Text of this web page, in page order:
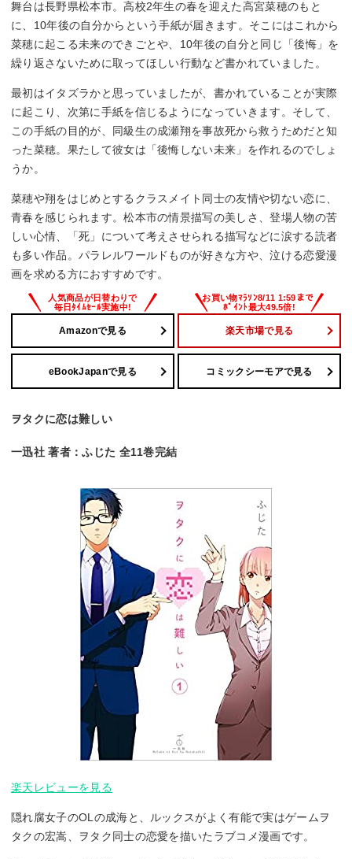
舞台は長野県松本市。高校2年生の春を迎えた高宮菜穂のもと
に、10年後の自分からという手紙が届きます。そこにはこれから
菜穂に起こる未来のできごとや、10年後の自分と同じ「後悔」を
繰り返さないために取ってほしい行動など書かれていました。
最初はイタズラかと思っていましたが、書かれていることが実際
に起こり、次第に手紙を信じるようになっていきます。そして、
この手紙の目的が、同級生の成瀬翔を事故死から救うためだと知
った菜穂。果たして彼女は「後悔しない未来」を作れるのでしょ
うか。
菜穂や翔をはじめとするクラスメイト同士の友情や切ない恋に、
青春を感じられます。松本市の情景描写の美しさ、登場人物の苦
しい心情、「死」について考えさせられる描写などに涙する読者
も多い作品。パラレルワールドものが好きな方や、泣ける恋愛漫
画を求める方におすすめです。
Amazonで見る 楽天市場で見る
eBookJapanで見る コミックシーモアで見る
ヲタクに恋は難しい
一迅社 著者：ふじた 全11巻完結
楽天レビューを見る
隠れ腐女子のOLの成海と、ルックスがよく有能で実はゲームヲ
タクの宏嵩、ヲタク同士の恋愛を描いたラブコメ漫画です。